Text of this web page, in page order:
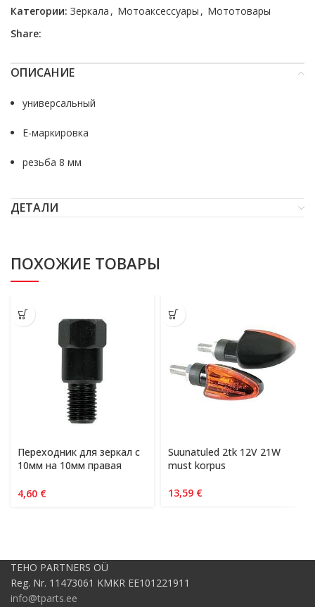
Категории: Зеркала , Мотоаксессуары , Мототовары
Share:
ОПИСАНИЕ
универсальный
E-маркировка
резьба 8 мм
ДЕТАЛИ
ПОХОЖИЕ ТОВАРЫ
Переходник для зеркал с
10мм на 10мм правая
4,60 €
Suunatuled 2tk 12V 21W
must korpus
13,59 €
TEHO PARTNERS OÜ
Reg. Nr. 11473061 KMKR EE101221911
info@tparts.ee